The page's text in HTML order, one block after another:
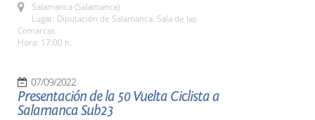
Salamanca (Salamanca)
Lugar: Diputación de Salamanca. Sala de las
Comarcas
Hora: 17:00 h.
07/09/2022
Presentación de la 50 Vuelta Ciclista a
Salamanca Sub23